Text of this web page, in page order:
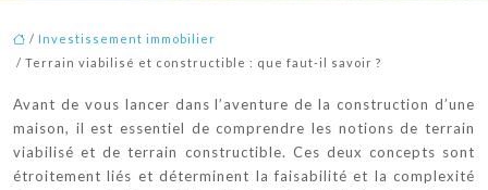
/ Investissement immobilier
/ Terrain viabilisé et constructible : que faut-il savoir ?
Avant de vous lancer dans l’aventure de la construction d’une
maison, il est essentiel de comprendre les notions de terrain
viabilisé et de terrain constructible. Ces deux concepts sont
étroitement liés et déterminent la faisabilité et la complexité